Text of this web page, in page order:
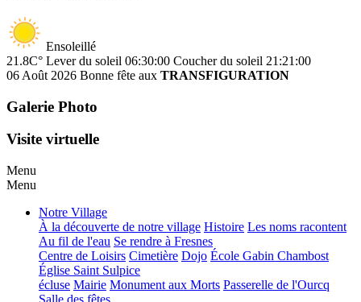
Ensoleillé
21.8C° Lever du soleil 06:30:00 Coucher du soleil 21:21:00
06 Août 2026 Bonne fête aux TRANSFIGURATION
Galerie Photo
Visite virtuelle
Menu
Menu
Notre Village
À la découverte de notre village Histoire Les noms racontent
Au fil de l'eau Se rendre à Fresnes
Centre de Loisirs Cimetière Dojo École Gabin Chambost
Église Saint Sulpice
écluse Mairie Monument aux Morts Passerelle de l'Ourcq
Salle des fêtes